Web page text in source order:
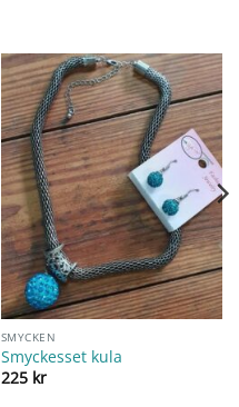
SMYCKEN
Smyckesset kula
225 kr